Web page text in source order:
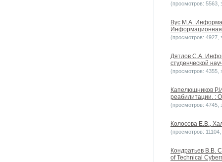
(просмотров: 5563,
Вус М.А.
Информационная
(просмотров: 4927,
Дятлов С.А.
студенческой
(просмотров: 4355,
Капелюшников
реабилитации. :
(просмотров: 4745,
Колосова Е.В.,
(просмотров:
Кондратьев В.В.
of Technical